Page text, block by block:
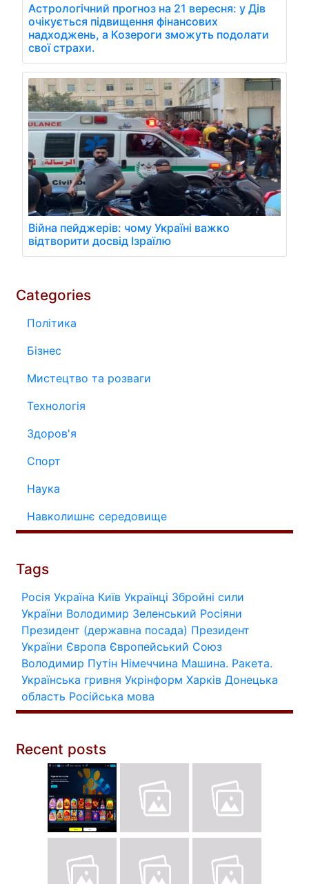
Астрологічний прогноз на 21 вересня: у Дів
очікується підвищення фінансових
надходжень, а Козероги зможуть подолати
свої страхи.
Війна пейджерів: чому Україні важко
відтворити досвід Ізраїлю
Categories
Політика
Бізнес
Мистецтво та розваги
Технологія
Здоров'я
Спорт
Наука
Навколишнє середовище
Tags
Росія Україна Київ Українці Збройні сили
України Володимир Зеленський Росіяни
Президент (державна посада) Президент
України Європа Європейський Союз
Володимир Путін Німеччина Машина. Ракета.
Українська гривня Укрінформ Харків Донецька
область Російська мова
Recent posts